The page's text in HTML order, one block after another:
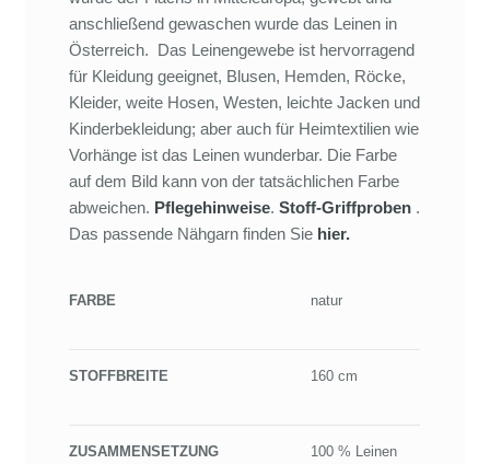
anschließend gewaschen wurde das Leinen in
Österreich. Das Leinengewebe ist hervorragend
für Kleidung geeignet, Blusen, Hemden, Röcke,
Kleider, weite Hosen, Westen, leichte Jacken und
Kinderbekleidung; aber auch für Heimtextilien wie
Vorhänge ist das Leinen wunderbar. Die Farbe
auf dem Bild kann von der tatsächlichen Farbe
abweichen. Pflegehinweise.Stoff-Griffproben .
Das passende Nähgarn finden Sie hier.
FARBE natur
STOFFBREITE 160 cm
ZUSAMMENSETZUNG
100 % Leinen